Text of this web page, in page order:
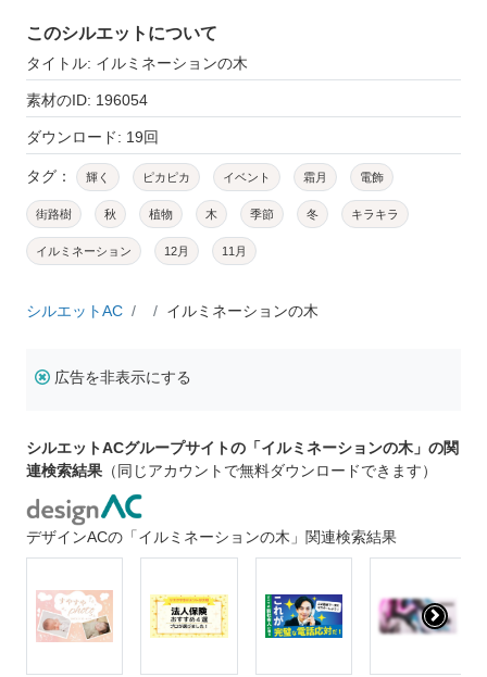
このシルエットについて
タイトル: イルミネーションの木
素材のID: 196054
ダウンロード: 19回
タグ： 輝く ピカピカ イベント 霜月 電飾
街路樹 秋 植物 木 季節 冬 キラキラ
イルミネーション 12月 11月
シルエットAC イルミネーションの木
広告を非表示にする
シルエットACグループサイトの「イルミネーションの木」の関
連検索結果 （同じアカウントで無料ダウンロードできます）
デザインACの「イルミネーションの木」関連検索結果